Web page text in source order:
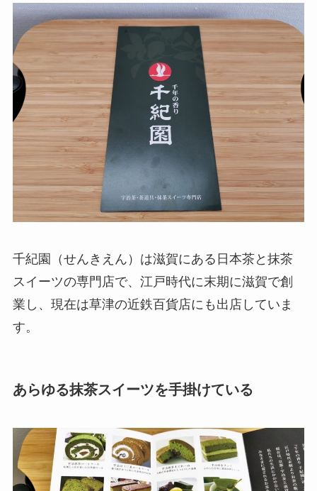
千紀園（せんきえん）は滋賀にある日本茶と抹茶
スイーツの専門店で、江戸時代に末期に滋賀で創
業し、現在は草津の近鉄百貨店にも出店していま
す。
あらゆる抹茶スイーツを手掛けている